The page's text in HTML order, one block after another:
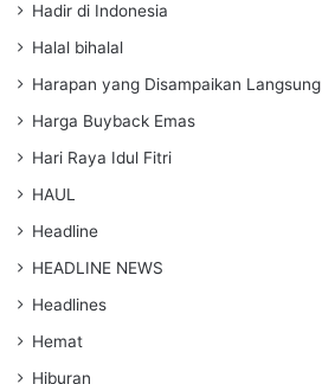
Hadir di Indonesia
Halal bihalal
Harapan yang Disampaikan Langsung
Harga Buyback Emas
Hari Raya Idul Fitri
HAUL
Headline
HEADLINE NEWS
Headlines
Hemat
Hiburan